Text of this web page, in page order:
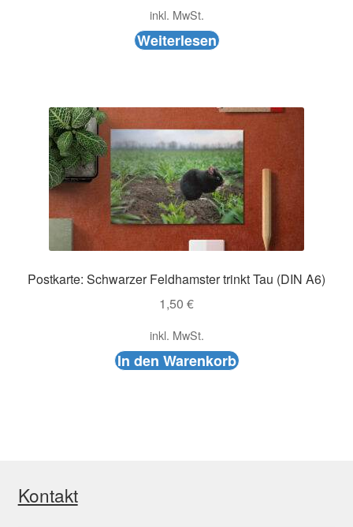
inkl. MwSt.
Weiterlesen
Postkarte: Schwarzer Feldhamster trinkt Tau (DIN A6)
1,50 €
inkl. MwSt.
In den Warenkorb
Kontakt